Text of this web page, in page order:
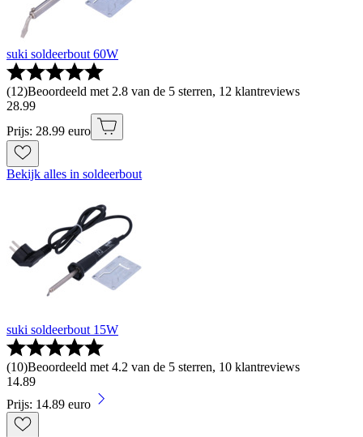
suki soldeerbout 60W
(12)Beoordeeld met 2.8 van de 5 sterren, 12 klantreviews
28.99
Prijs: 28.99 euro
Bekijk alles in soldeerbout
suki soldeerbout 15W
(10)Beoordeeld met 4.2 van de 5 sterren, 10 klantreviews
14.89
Prijs: 14.89 euro